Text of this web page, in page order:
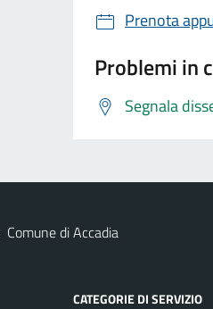
Prenota
Problemi in
Segnala
Comune di Accadia
CATEGORIE DI SERVIZIO